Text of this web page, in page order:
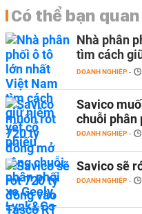
Có thể bạn
Nhà phân
tìm cách
DOANH NGHIỆP -
Savico
chuỗi phân
DOANH NGHIỆP -
Savico sẽ
DOANH NGHIỆP -